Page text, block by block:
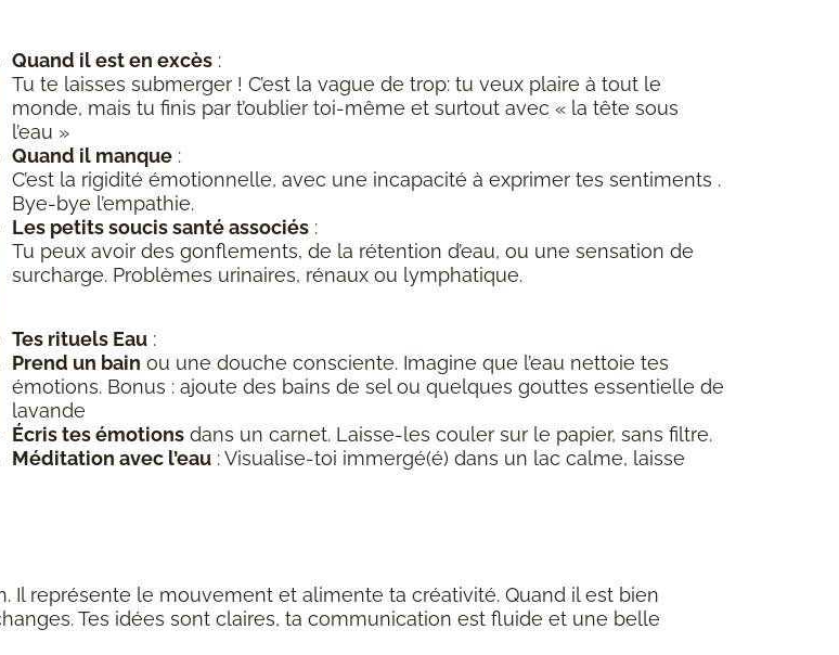
Quand il est en excès :
Tu te laisses submerger ! C’est la vague de trop: tu veux plaire à tout le
monde, mais tu finis par t’oublier toi-même et surtout avec « la tête sous
l’eau »
Quand il manque :
C’est la rigidité émotionnelle, avec une incapacité à exprimer tes sentiments .
Bye-bye l’empathie.
Les petits soucis santé associés :
Tu peux avoir des gonflements, de la rétention d’eau, ou une sensation de
surcharge. Problèmes urinaires, rénaux ou lymphatique.
Tes rituels Eau :
Prend un bain ou une douche consciente. Imagine que l’eau nettoie tes
émotions. Bonus : ajoute des bains de sel ou quelques gouttes essentielle de
lavande
Écris tes émotions dans un carnet. Laisse-les couler sur le papier, sans filtre.
Méditation avec l’eau : Visualise-toi immergé(é) dans un lac calme, laisse
Il représente le mouvement et alimente ta créativité. Quand il est bien
Tes idées sont claires, ta communication est fluide et une belle